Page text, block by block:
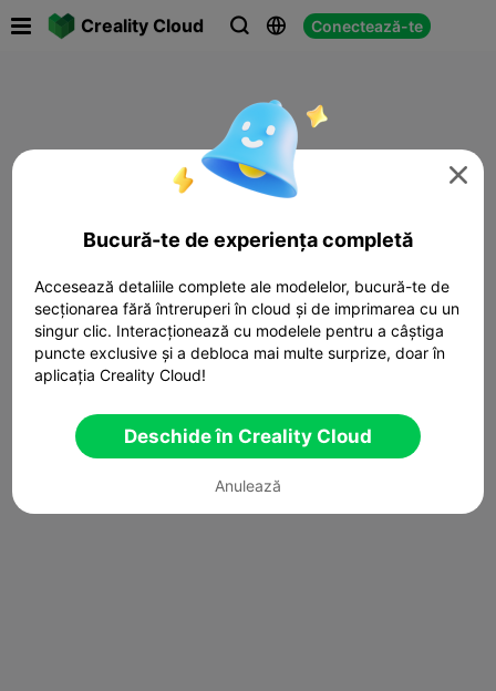
Creality Cloud   Conectează-te

Bucură-te de experiența completă
Accesează detaliile complete ale modelelor, bucură-te de
secționarea fără întreruperi în cloud și de imprimarea cu un
singur clic. Interacționează cu modelele pentru a câștiga
puncte exclusive și a debloca mai multe surprize, doar în
aplicația Creality Cloud!
Deschide în Creality Cloud
Anulează